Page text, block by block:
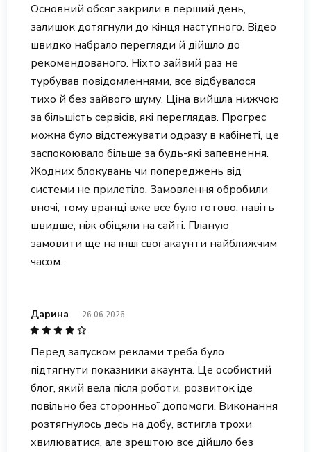
Основний обсяг закрили в перший день,
залишок дотягнули до кінця наступного. Відео
швидко набрало перегляди й дійшло до
рекомендованого. Ніхто зайвий раз не
турбував повідомленнями, все відбувалося
тихо й без зайвого шуму. Ціна вийшла нижчою
за більшість сервісів, які переглядав. Прогрес
можна було відстежувати одразу в кабінеті, це
заспокоювало більше за будь-які запевнення.
Жодних блокувань чи попереджень від
системи не прилетіло. Замовлення обробили
вночі, тому вранці вже все було готово, навіть
швидше, ніж обіцяли на сайті. Планую
замовити ще на інші свої акаунти найближчим
часом.
Дарина 26.06.2026
Перед запуском реклами треба було
підтягнути показники акаунта. Це особистий
блог, який вела після роботи, розвиток іде
повільно без сторонньої допомоги. Виконання
розтягнулось десь на добу, встигла трохи
хвилюватися, але зрештою все дійшло без